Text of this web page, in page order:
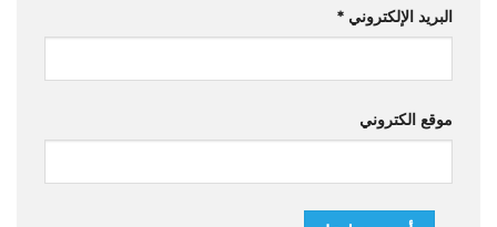
البريد الإلكتروني *
موقع الكتروني